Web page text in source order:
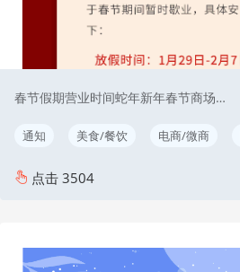
春节假期营业时间蛇年新年春节商场歇业通知
通知 美食/餐饮 电商/微商
点击 3504